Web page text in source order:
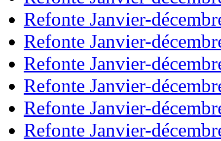
Refonte Janvier-
Refonte Janvier-
Refonte Janvier-
Refonte Janvier-
Refonte Janvier-
Refonte Janvier-